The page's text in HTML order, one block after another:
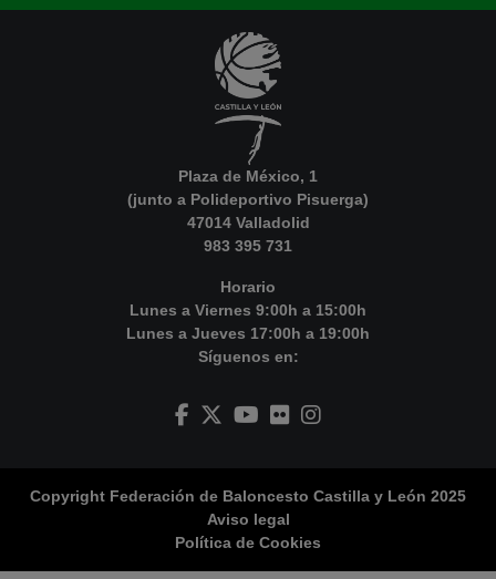
Plaza de México, 1
(junto a Polideportivo Pisuerga)
47014 Valladolid
983 395 731
Horario
Lunes a Viernes 9:00h a 15:00h
Lunes a Jueves 17:00h a 19:00h
Síguenos en:
Copyright Federación de Baloncesto Castilla y León 2025
Aviso legal
Política de Cookies